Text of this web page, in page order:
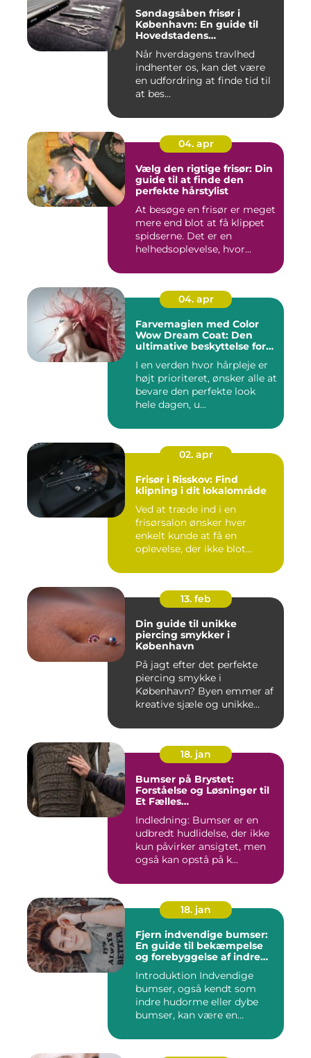
Søndagsåben frisør i
København: En guide til
Hovedstadens
Når hverdagens travlhed
indhenter os, kan det være
en udfordring at finde tid til
at bes...
04. apr
Vælg den rigtige frisør: Din
guide til at finde den
perfekte hårstylist
At besøge en frisør er meget
mere end blot at få klippet
spidserne. Det er en
helhedsoplevelse, hvor...
04. apr
Farvemagien med Color
Wow Dream Coat: Den
ultimative beskyttelse for
I en verden hvor hårpleje er
højt prioriteret, ønsker alle at
bevare den perfekte look
hele dagen, u...
02. apr
Frisør i Risskov: Find
klipning i dit lokalområde
Ved at træde ind i en
frisørsalon ønsker hver
enkelt kunde at få en
oplevelse, der ikke blot
13. feb
Din guide til unikke
piercing smykker i
København
På jagt efter det perfekte
piercing smykke i
København? Byen emmer af
kreative sjæle og unikke
18. jan
Bumser på Brystet:
Forståelse og Løsninger til
Et Fælles
Indledning: Bumser er en
udbredt hudlidelse, der ikke
kun påvirker ansigtet, men
også kan opstå på k...
18. jan
Fjern indvendige bumser:
En guide til bekæmpelse
og forebyggelse af indre
Introduktion Indvendige
bumser, også kendt som
indre hudorme eller dybe
bumser, kan være en